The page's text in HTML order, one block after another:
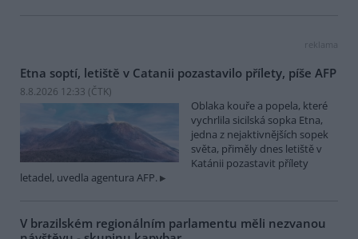
reklama
Etna soptí, letiště v Catanii pozastavilo přílety, píše AFP
8.8.2026 12:33 (ČTK)
Oblaka kouře a popela, které
vychrlila sicilská sopka Etna,
jedna z nejaktivnějších sopek
světa, přiměly dnes letiště v
Katánii pozastavit přílety
letadel, uvedla agentura AFP.
V brazilském regionálním parlamentu měli nezvanou